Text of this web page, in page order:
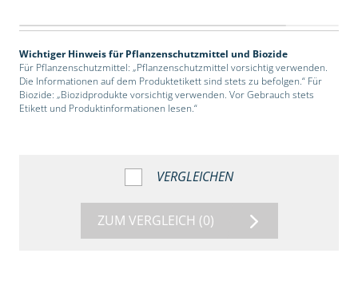
Wichtiger Hinweis für Pflanzenschutzmittel und Biozide
Für Pflanzenschutzmittel: „Pflanzenschutzmittel vorsichtig verwenden.
Die Informationen auf dem Produktetikett sind stets zu befolgen.“ Für
Biozide: „Biozidprodukte vorsichtig verwenden. Vor Gebrauch stets
Etikett und Produktinformationen lesen.“
VERGLEICHEN
ZUM VERGLEICH (0)